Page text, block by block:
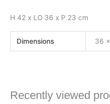
H 42 x LO 36 x P 23 cm
Dimensions 36
Recently viewed